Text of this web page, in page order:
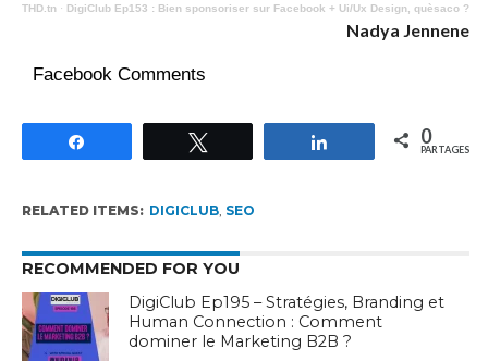
THD.tn· DigiClub Ep153 : Bien sponsoriser sur Facebook + Ui/Ux Design, quèsaco ?
Nadya Jennene
Facebook Comments
Partagez 0
PARTAGES
RELATED ITEMS: DIGICLUB, SEO
RECOMMENDED FOR YOU
DigiClub Ep195 – Stratégies, Branding et
Human Connection : Comment
dominer le Marketing B2B ?